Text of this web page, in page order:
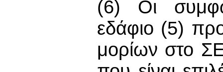
(6) Οι
εδάφιο (5)
μορίων στο